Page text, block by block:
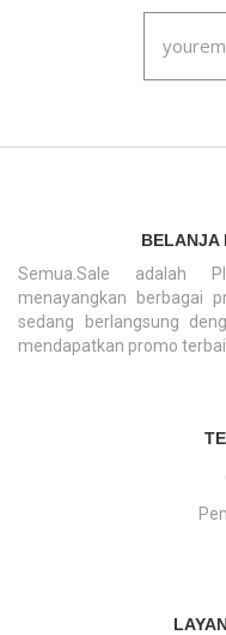
BELANJA
Semua.Sale adalah
menayangkan berbagai
sedang berlangsung
mendapatkan promo